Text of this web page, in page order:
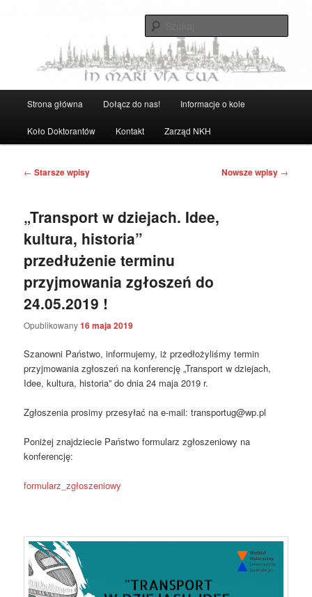
Naukowe Koło Historyków UG
Strona główna Dołącz do nas! Informacje o kole
Koło Doktorantów Kontakt Zarząd NKH
Nawigacja
← Starsze wpisy Nowsze wpisy →
„Transport w dziejach. Idee,
kultura, historia”
przedłużenie terminu
przyjmowania zgłoszeń do
24.05.2019 !
Opublikowany16 maja 2019
Szanowni Państwo, informujemy, iż przedłożyliśmy termin
przyjmowania zgłoszeń na konferencję „Transport w dziejach,
Idee, kultura, historia” do dnia 24 maja 2019 r.
Zgłoszenia prosimy przesyłać na e-mail: transportug@wp.pl
Poniżej znajdziecie Państwo formularz zgłoszeniowy na
konferencję:
formularz_zgłoszeniowy